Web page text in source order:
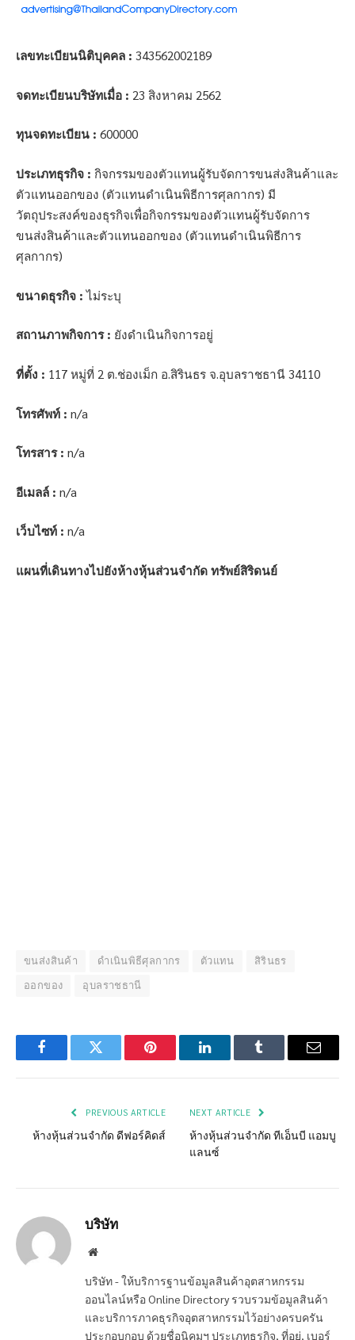
เลขทะเบียนนิติบุคคล : 343562002189
จดทะเบียนบริษัทเมื่อ : 23 สิงหาคม 2562
ทุนจดทะเบียน : 600000
ประเภทธุรกิจ : กิจกรรมของตัวแทนผู้รับจัดการขนส่งสินค้าและ
ตัวแทนออกของ (ตัวแทนดำเนินพิธีการศุลกากร) มี
วัตถุประสงค์ของธุรกิจเพื่อกิจกรรมของตัวแทนผู้รับจัดการ
ขนส่งสินค้าและตัวแทนออกของ (ตัวแทนดำเนินพิธีการ
ศุลกากร)
ขนาดธุรกิจ : ไม่ระบุ
สถานภาพกิจการ : ยังดำเนินกิจการอยู่
ที่ตั้ง : 117 หมู่ที่ 2 ต.ช่องเม็ก อ.สิรินธร จ.อุบลราชธานี 34110
โทรศัพท์ : n/a
โทรสาร : n/a
อีเมลล์ : n/a
เว็บไซท์ : n/a
แผนที่เดินทางไปยังห้างหุ้นส่วนจำกัด ทรัพย์สิริดนย์
ขนส่งสินค้า ดำเนินพิธีศุลกากร ตัวแทน
สิรินธร
ออกของ
อุบลราชธานี
FacebookTwitter Pinterest LinkedInTumblr Email
PREVIOUS ARTICLE
ห้างหุ้นส่วนจำกัด ดีฟอร์คิดส์
NEXT ARTICLE
ห้างหุ้นส่วนจำกัด ทีเอ็นบี แอมบู
แลนซ์
บริษัท
Website
บริษัท - ให้บริการฐานข้อมูลสินค้าอุตสาหกรรม
ออนไลน์หรือ Online Directory รวบรวมข้อมูลสินค้า
และบริการภาคธุรกิจอุตสาหกรรมไว้อย่างครบครัน
ประกอบกอบ ด้วยชื่อนิคมฯ ประเภทธุรกิจ, ที่อยู่, เบอร์